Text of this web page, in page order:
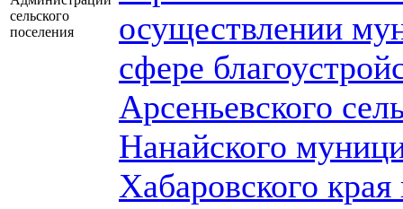
сельского
поселения
осуществлении
сфере
Арсеньевского
Нанайского
Хабаровского